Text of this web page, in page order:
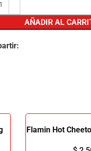
AÑADIR AL
Flamin Hot